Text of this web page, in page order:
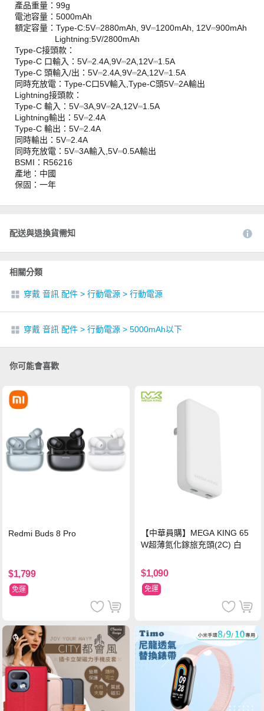
產品重量：99g
電池容量：5000mAh
額定容量：Type-C:5V⎓2880mAh, 9V⎓1200mAh, 12V⎓900mAh
Lightning:5V/2800mAh
Type-C接頭款：
Type-C 口輸入：5V⎓2.4A,9V⎓2A,12V⎓1.5A
Type-C 頭輸入/出：5V⎓2.4A,9V⎓2A,12V⎓1.5A
同時充放電：Type-C口5V輸入,Type-C頭5V⎓2A輸出
Lightning接頭款：
Type-C 輸入：5V⎓3A,9V⎓2A,12V⎓1.5A
Lightning輸出：5V⎓2.4A
Type-C 輸出：5V⎓2.4A
同時輸出：5V⎓2.4A
同時充放電：5V⎓3A輸入,5V⎓0.5A輸出
BSMI：R56216
產地：中國
保固：一年
配送與退換貨需知
相關分類
穿戴 音訊 配件 > 行動電源 > 行動電源
穿戴 音訊 配件 > 行動電源 > 5000mAh以下
你可能會喜歡
Redmi Buds 8 Pro
$1,799
免運
【中華員購】MEGA KING 65
W超薄氮化鎵旅充頭(2C) 白
$1,090
免運